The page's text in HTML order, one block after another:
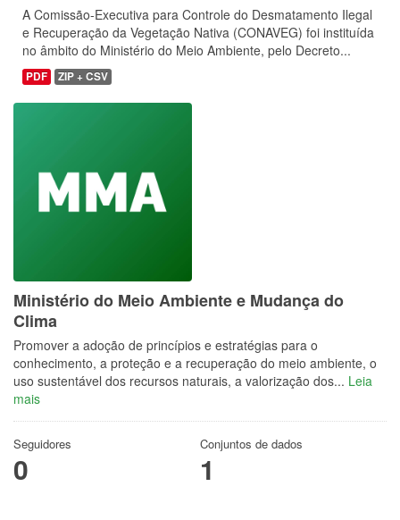
A Comissão-Executiva para Controle do Desmatamento Ilegal
e Recuperação da Vegetação Nativa (CONAVEG) foi instituída
no âmbito do Ministério do Meio Ambiente, pelo Decreto...
PDF ZIP + CSV
Ministério do Meio Ambiente e Mudança do
Clima
Promover a adoção de princípios e estratégias para o
conhecimento, a proteção e a recuperação do meio ambiente, o
uso sustentável dos recursos naturais, a valorização dos... Leia
mais
Seguidores
0
Conjuntos de dados
1